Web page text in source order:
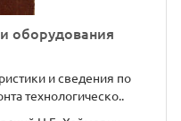
оборудования
и сведения по
технологическо..